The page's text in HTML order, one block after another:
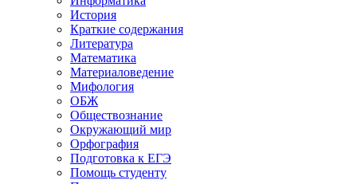
История
Краткие содержания
Литература
Математика
Материаловедение
Мифология
ОБЖ
Обществознание
Окружающий мир
Орфография
Подготовка к ЕГЭ
Помощь студенту